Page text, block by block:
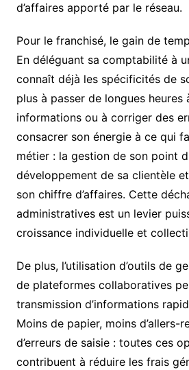
d’affaires apporté par le réseau.
Pour le franchisé, le gain de
En déléguant sa comptabilité à
connaît déjà les spécificités de
plus à passer de longues heures
informations ou à corriger des
consacrer son énergie à ce qui
métier : la gestion de son point
développement de sa clientèle
son chiffre d’affaires. Cette
administratives est un levier
croissance individuelle et
De plus, l’utilisation d’outils de
de plateformes collaboratives
transmission d’informations
Moins de papier, moins d’allers-
d’erreurs de saisie : toutes ces
contribuent à réduire les frais